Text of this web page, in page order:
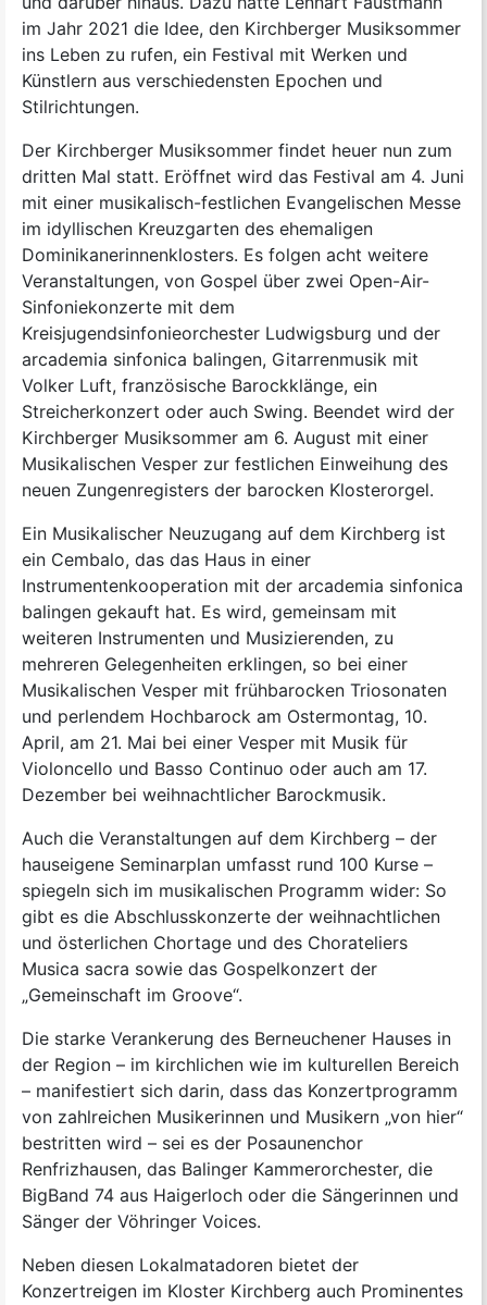
im Jahr 2021 die Idee, den Kirchberger Musiksommer
ins Leben zu rufen, ein Festival mit Werken und
Künstlern aus verschiedensten Epochen und
Stilrichtungen.
Der Kirchberger Musiksommer findet heuer nun zum
dritten Mal statt. Eröffnet wird das Festival am 4. Juni
mit einer musikalisch-festlichen Evangelischen Messe
im idyllischen Kreuzgarten des ehemaligen
Dominikanerinnenklosters. Es folgen acht weitere
Veranstaltungen, von Gospel über zwei Open-Air-
Sinfoniekonzerte mit dem
Kreisjugendsinfonieorchester Ludwigsburg und der
arcademia sinfonica balingen, Gitarrenmusik mit
Volker Luft, französische Barockklänge, ein
Streicherkonzert oder auch Swing. Beendet wird der
Kirchberger Musiksommer am 6. August mit einer
Musikalischen Vesper zur festlichen Einweihung des
neuen Zungenregisters der barocken Klosterorgel.
Ein Musikalischer Neuzugang auf dem Kirchberg ist
ein Cembalo, das das Haus in einer
Instrumentenkooperation mit der arcademia sinfonica
balingen gekauft hat. Es wird, gemeinsam mit
weiteren Instrumenten und Musizierenden, zu
mehreren Gelegenheiten erklingen, so bei einer
Musikalischen Vesper mit frühbarocken Triosonaten
und perlendem Hochbarock am Ostermontag, 10.
April, am 21. Mai bei einer Vesper mit Musik für
Violoncello und Basso Continuo oder auch am 17.
Dezember bei weihnachtlicher Barockmusik.
Auch die Veranstaltungen auf dem Kirchberg – der
hauseigene Seminarplan umfasst rund 100 Kurse –
spiegeln sich im musikalischen Programm wider: So
gibt es die Abschlusskonzerte der weihnachtlichen
und österlichen Chortage und des Chorateliers
Musica sacra sowie das Gospelkonzert der
„Gemeinschaft im Groove“.
Die starke Verankerung des Berneuchener Hauses in
der Region – im kirchlichen wie im kulturellen Bereich
– manifestiert sich darin, dass das Konzertprogramm
von zahlreichen Musikerinnen und Musikern „von hier“
bestritten wird – sei es der Posaunenchor
Renfrizhausen, das Balinger Kammerorchester, die
BigBand 74 aus Haigerloch oder die Sängerinnen und
Sänger der Vöhringer Voices.
Neben diesen Lokalmatadoren bietet der
Konzertreigen im Kloster Kirchberg auch Prominentes